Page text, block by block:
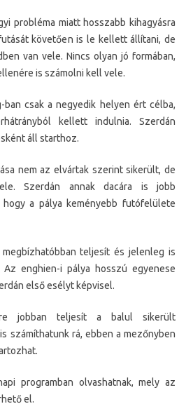
probléma miatt hosszabb kihagyásra
követően is le kellett állítani, de
van vele. Nincs olyan jó formában,
is számolni kell vele.
ban csak a negyedik helyen ért célba,
kellett indulnia. Szerdán
áll starthoz.
nem az elvártak szerint sikerült, de
Szerdán annak dacára is jobb
a pálya keményebb futófelülete
megbízhatóbban teljesít és jelenleg is
Az enghien-i pálya hosszú egyenese
első esélyt képvisel.
jobban teljesít a balul sikerült
számíthatunk rá, ebben a mezőnyben
programban olvashatnak, mely az
el.